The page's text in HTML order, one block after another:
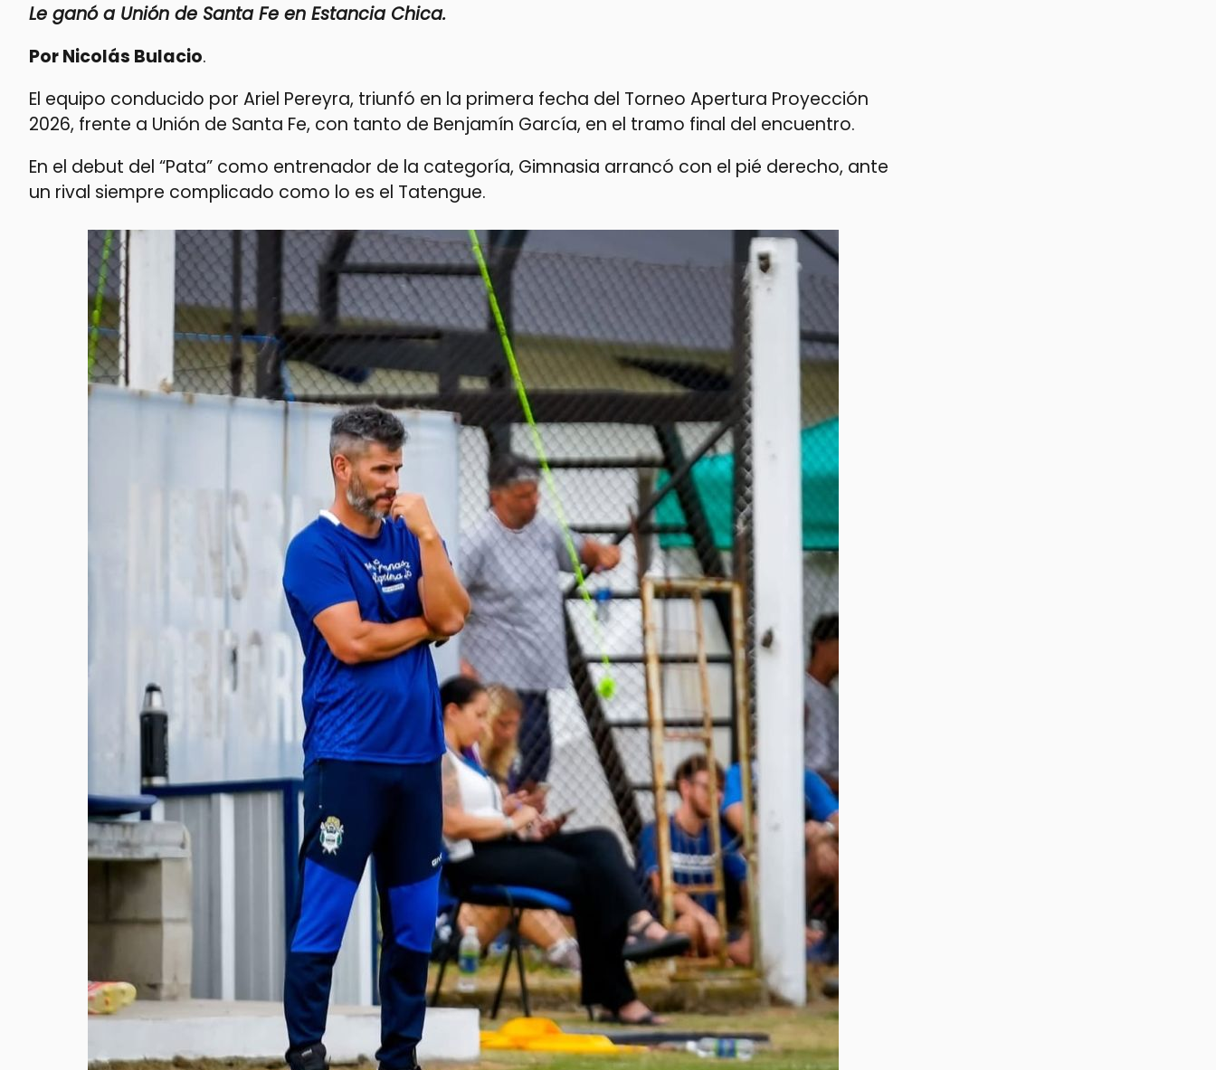
Le ganó a Unión de Santa Fe en Estancia Chica.
Por Nicolás Bulacio.
El equipo conducido por Ariel Pereyra, triunfó en la primera fecha del Torneo Apertura Proyección
2026, frente a Unión de Santa Fe, con tanto de Benjamín García, en el tramo final del encuentro.
En el debut del “Pata” como entrenador de la categoría, Gimnasia arrancó con el pié derecho, ante
un rival siempre complicado como lo es el Tatengue.